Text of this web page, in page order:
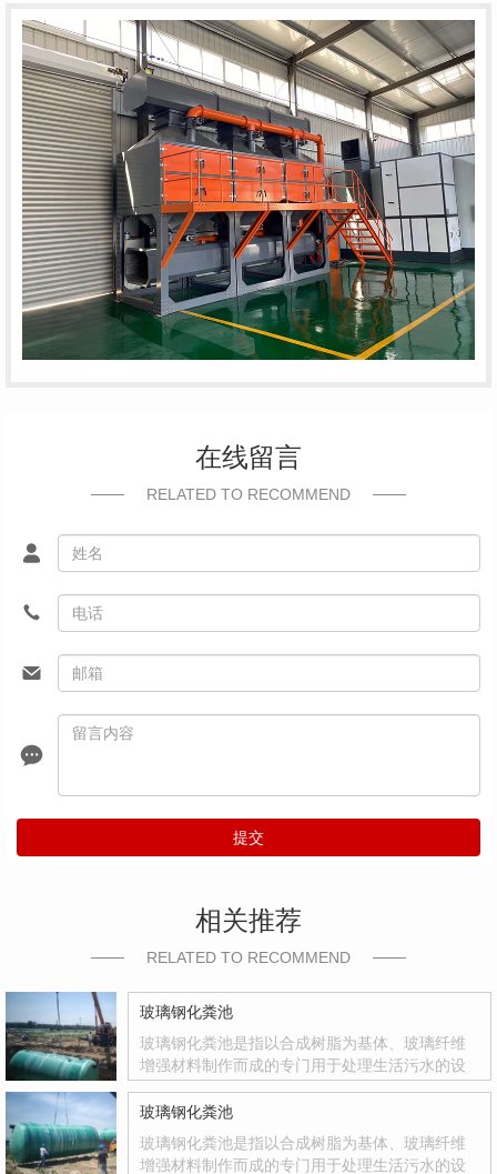
在线留言
RELATED TO RECOMMEND
提交
相关推荐
RELATED TO RECOMMEND
玻璃钢化粪池
玻璃钢化粪池是指以合成树脂为基体、玻璃纤维
增强材料制作而成的专门用于处理生活污水的设
品，其质量轻、强度高、韧性好、耐腐蚀、色彩
鲜艳、光洁度达到镜面效果等优点
玻璃钢化粪池
玻璃钢化粪池是指以合成树脂为基体、玻璃纤维
增强材料制作而成的专门用于处理生活污水的设